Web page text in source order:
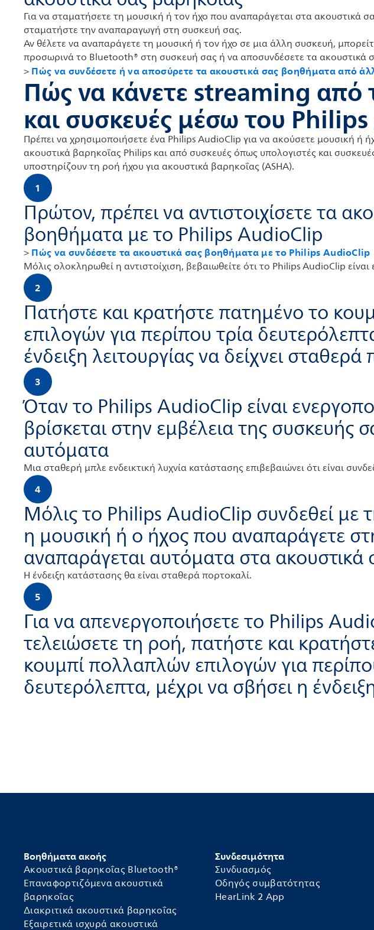
Για να σταματήσετε τη μουσική ή τον ήχο που αναπαράγεται στα ακουστικά
σταματήστε την αναπαραγωγή στη συσκευή σας.
Αν θέλετε να αναπαράγετε τη μουσική ή τον ήχο σε μια άλλη συσκευή,
προσωρινά το Bluetooth® στη συσκευή σας ή να αποσυνδέσετε τα ακουστικά
>Πώς να συνδέσετε ή να αποσύρετε τα ακουστικά σας βοηθήματα από
Πώς να κάνετε streaming
και συσκευές μέσω του
Πρέπει να χρησιμοποιήσετε ένα Philips AudioClip για να ακούσετε μουσική ή
ακουστικά βαρηκοΐας Philips και από συσκευές όπως υπολογιστές και
υποστηρίζουν τη ροή ήχου για ακουστικά βαρηκοΐας (ASHA).
1
Πρώτον, πρέπει να αντιστοιχίσετε τα
βοηθήματα με το Philips AudioClip
>Πώς να συνδέσετε τα ακουστικά σας βοηθήματα με το Philips AudioClip
Μόλις ολοκληρωθεί η αντιστοίχιση, βεβαιωθείτε ότι το Philips AudioClip είναι
2
Πατήστε και κρατήστε πατημένο το
επιλογών για περίπου τρία
ένδειξη λειτουργίας να δείχνει
3
Όταν το Philips AudioClip είναι
βρίσκεται στην εμβέλεια της συσκευής
αυτόματα
Μια σταθερή μπλε ενδεικτική λυχνία κατάστασης επιβεβαιώνει ότι είναι
4
Μόλις το Philips AudioClip συνδεθεί με
η μουσική ή ο ήχος που αναπαράγετε
αναπαράγεται αυτόματα στα
Η ένδειξη κατάστασης θα είναι σταθερά πορτοκαλί.
5
Για να απενεργοποιήσετε το Philips
τελειώσετε τη ροή, πατήστε και
κουμπί πολλαπλών επιλογών για
δευτερόλεπτα, μέχρι να σβήσει η
Βοηθήματα ακοής
Ακουστικά βαρηκοΐας Bluetooth®
Επαναφορτιζόμενα ακουστικά
βαρηκοΐας
Διακριτικά ακουστικά βαρηκοΐας
Εξαιρετικά ισχυρά ακουστικά
Συνδεσιμότητα
Συνδυασμός
Οδηγός συμβατότητας
HearLink 2 App